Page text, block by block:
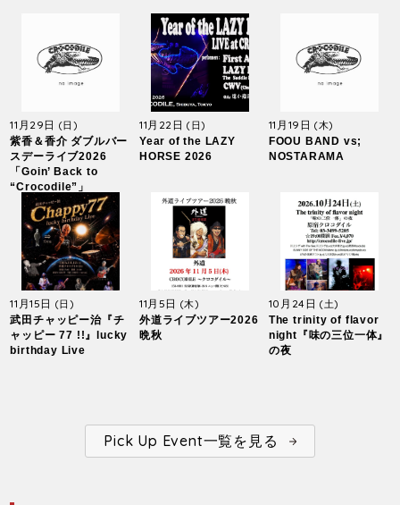
11月29日 (日)
紫香＆香介 ダブルバー
スデーライブ2026
「Goin’ Back to
“Crocodile”」
11月22日(日)
Year of the LAZY
HORSE 2026
11月19日 (木)
FOOU BAND vs;
NOSTARAMA
11月15日 (日)
武田チャッピー治『チ
ャッピー 77 !!』lucky
birthday Live
11月5日 (木)
外道ライブツアー2026
晩秋
10月24日 (土)
The trinity of flavor
night『味の三位一体』
の夜
Pick Up Event一覧を見る